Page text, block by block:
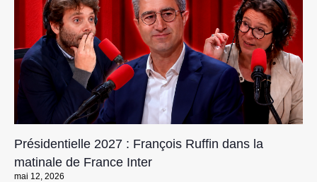
Présidentielle 2027 : François Ruffin dans la
matinale de France Inter
mai 12, 2026